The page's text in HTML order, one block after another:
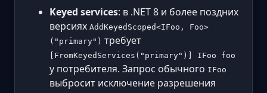
Keyed services: в .NET 8 и более поздних
версиях AddKeyedScoped<IFoo, Foo>
("primary") требует
[FromKeyedServices("primary")] IFoo foo
у потребителя. Запрос обычного IFoo
выбросит исключение разрешения